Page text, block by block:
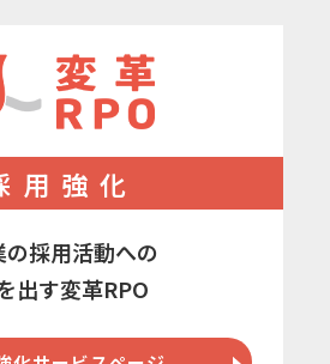
用強化
の採用活動への
出す変革RPO